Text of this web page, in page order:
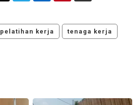
pelatihan kerja tenaga kerja